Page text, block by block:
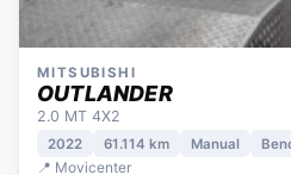
MITSUBISHI
OUTLANDER
2.0 MT 4X2
2022 61.114 km